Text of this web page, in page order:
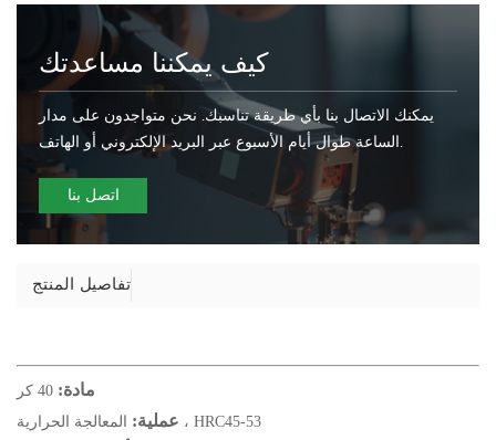
كيف يمكننا مساعدتك
يمكنك الاتصال بنا بأي طريقة تناسبك. نحن متواجدون على مدار
الساعة طوال أيام الأسبوع عبر البريد الإلكتروني أو الهاتف.
اتصل بنا
تفاصيل المنتج
مادة: 40 كر
عملية: المعالجة الحرارية ، HRC45-53